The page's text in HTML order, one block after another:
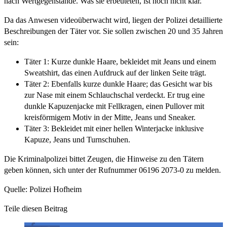
Da das Anwesen videoüberwacht wird, liegen der Polizei detaillierte
Beschreibungen der Täter vor. Sie sollen zwischen 20 und 35 Jahren
sein:
Täter 1: Kurze dunkle Haare, bekleidet mit Jeans und einem
Sweatshirt, das einen Aufdruck auf der linken Seite trägt.
Täter 2: Ebenfalls kurze dunkle Haare; das Gesicht war bis
zur Nase mit einem Schlauchschal verdeckt. Er trug eine
dunkle Kapuzenjacke mit Fellkragen, einen Pullover mit
kreisförmigem Motiv in der Mitte, Jeans und Sneaker.
Täter 3: Bekleidet mit einer hellen Winterjacke inklusive
Kapuze, Jeans und Turnschuhen.
Die Kriminalpolizei bittet Zeugen, die Hinweise zu den Tätern
geben können, sich unter der Rufnummer 06196 2073-0 zu melden.
Quelle: Polizei Hofheim
Teile diesen Beitrag